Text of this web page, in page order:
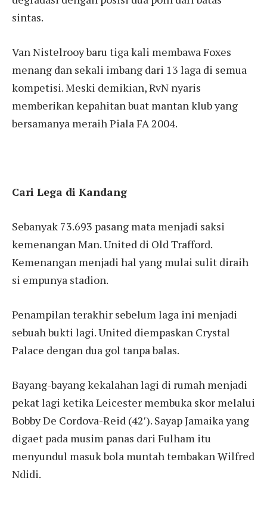
sintas.
Van Nistelrooy baru tiga kali membawa Foxes
menang dan sekali imbang dari 13 laga di semua
kompetisi. Meski demikian, RvN nyaris
memberikan kepahitan buat mantan klub yang
bersamanya meraih Piala FA 2004.
Cari Lega di Kandang
Sebanyak 73.693 pasang mata menjadi saksi
kemenangan Man. United di Old Trafford.
Kemenangan menjadi hal yang mulai sulit diraih
si empunya stadion.
Penampilan terakhir sebelum laga ini menjadi
sebuah bukti lagi. United diempaskan Crystal
Palace dengan dua gol tanpa balas.
Bayang-bayang kekalahan lagi di rumah menjadi
pekat lagi ketika Leicester membuka skor melalui
Bobby De Cordova-Reid (42′). Sayap Jamaika yang
digaet pada musim panas dari Fulham itu
menyundul masuk bola muntah tembakan Wilfred
Ndidi.